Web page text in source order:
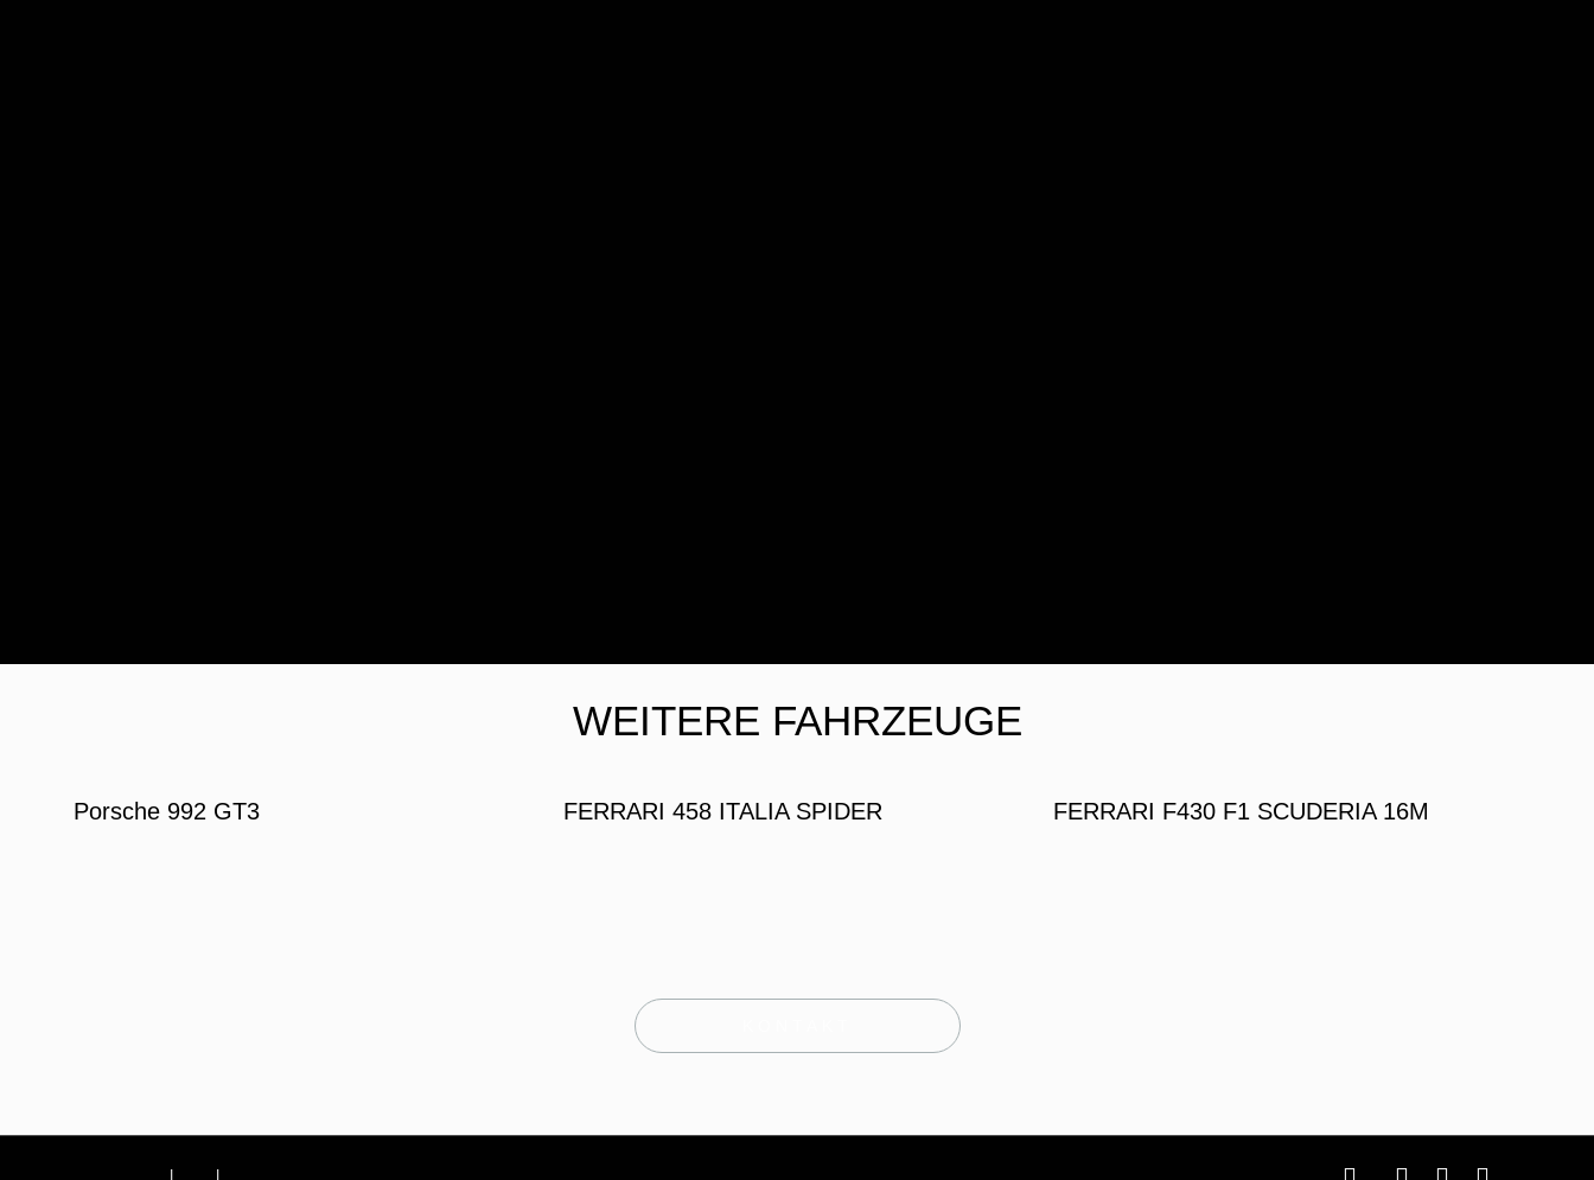
WEITERE FAHRZEUGE
Porsche 992 GT3 FERRARI 458 ITALIA SPIDER FERRARI F430 F1 SCUDERIA 16M